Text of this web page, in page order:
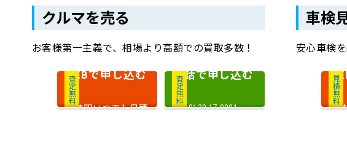
クルマを売る
お客様第一主義で、相場より高額での買取多数！
査定無料
WEBで申し込む
24時間いつでも見積
査定無料
電話で申し込む
0120-17-0001
車検
安心車検
見積無料
24